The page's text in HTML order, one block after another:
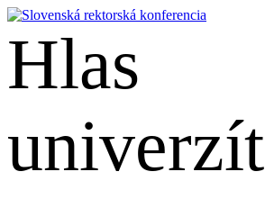
Hlas
univerzít